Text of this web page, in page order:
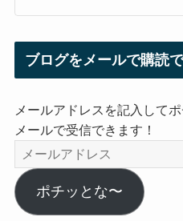
ブログをメールで購読
メールアドレスを記入して
メールで受信できます！
メ
ー
ル
ア
ポチッとな〜